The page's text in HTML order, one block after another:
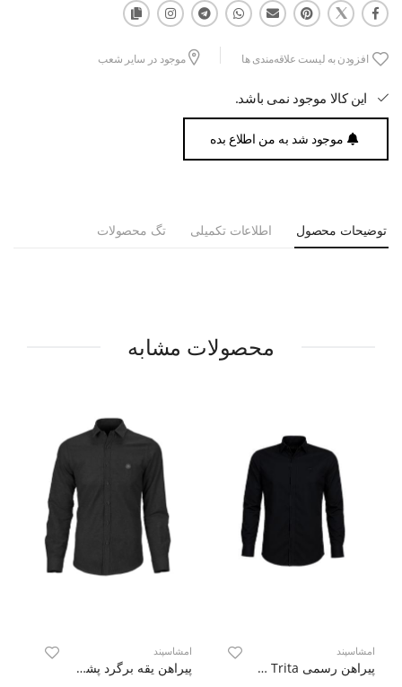
افزودن به لیست علاقه‌مندی ها موجود در سایر شعب
این کالا موجود نمی باشد.
موجود شد به من اطلاع بده
توضیحات محصول اطلاعات تکمیلی تگ محصولات
محصولات مشابه
امشاسپند
پیراهن رسمی Trita آستین بلند
امشاسپند
پیراهن یقه برگرد پشمی Wooly آستین بلند